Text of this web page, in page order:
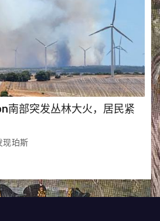
部突发丛林大火，居民紧
现珀斯